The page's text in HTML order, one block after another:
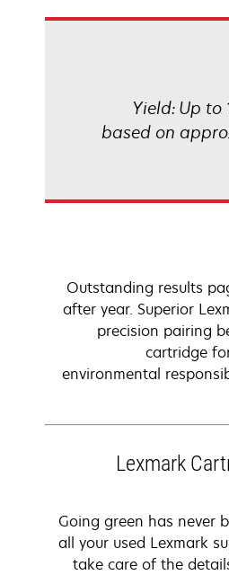
Yield: Up to
based on
Outstanding results
after year. Superior
precision pairing
cartridge
environmental
Lexmark
Going green has never
all your used Lexmark
take care of the